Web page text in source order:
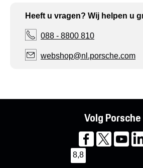
Heeft u vragen? Wij helpen u
088 - 8800 810
webshop@nl.porsche.com
Volg Porsche
8,8